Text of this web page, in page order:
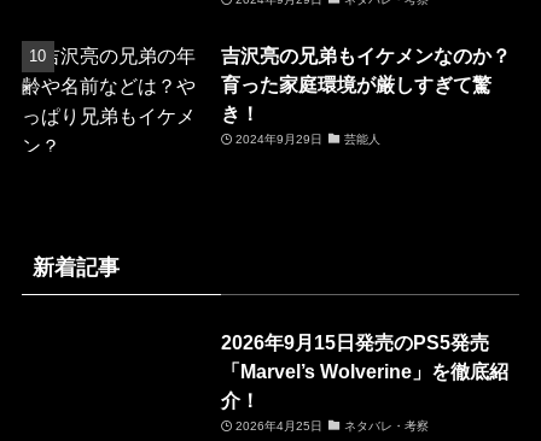
吉沢亮の兄弟もイケメンなのか？
育った家庭環境が厳しすぎて驚
き！
2024年9月29日 芸能人
新着記事
2026年9月15日発売のPS5発売
「Marvel’s Wolverine」を徹底紹
介！
2026年4月25日 ネタバレ・考察